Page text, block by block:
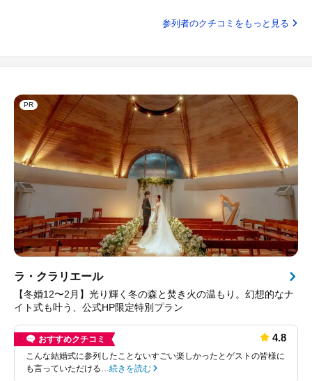
参列者のクチコミをもっと見る
PR
ラ・クラリエール
【冬婚12〜2月】光り輝く冬の森と焚き火の温もり。幻想的なナ
イト式も叶う、公式HP限定特別プラン
おすすめクチコミ 4.8
こんな結婚式に参列したことないすごい楽しかったとゲストの皆様に
も言っていただける… 続きを読む